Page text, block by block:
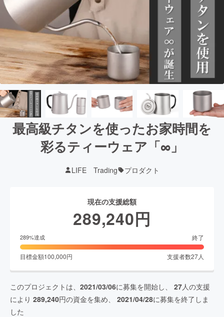
最高級チタンを使ったお家時間を
彩るティーウェア「∞」
LIFE Trading プロダクト
現在の支援総額
289,240円
289%達成 終了
目標金額100,000円 支援者数27人
このプロジェクトは、 2021/03/06に募集を開始し、 27人の支援
により 289,240円の資金を集め、 2021/04/28に募集を終了しま
した